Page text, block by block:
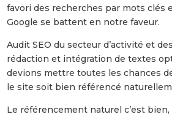
favori des recherches par mots clés
Google se battent en notre faveur.
Audit SEO du secteur d’activité et
rédaction et intégration de textes
devions mettre toutes les chances
le site soit bien référencé
Le référencement naturel c’est